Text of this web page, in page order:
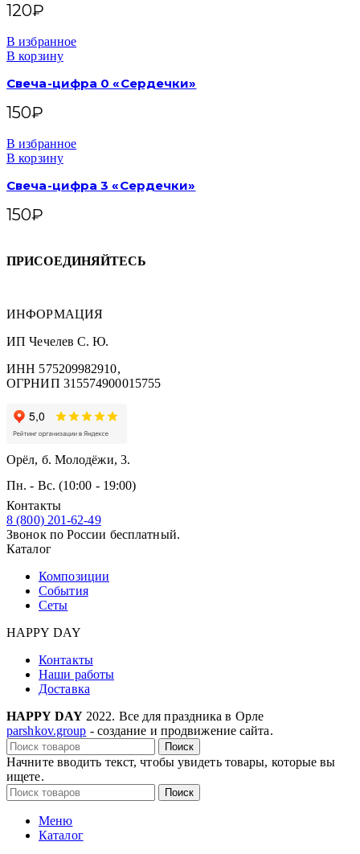
120₽
В избранное
В корзину
Свеча-цифра 0 «Сердечки»
150₽
В избранное
В корзину
Свеча-цифра 3 «Сердечки»
150₽
ПРИСОЕДИНЯЙТЕСЬ
ИНФОРМАЦИЯ
ИП Чечелев С. Ю.
ИНН 575209982910,
ОГРНИП 315574900015755
Орёл, б. Молодёжи, 3.
Пн. - Вс. (10:00 - 19:00)
Контакты
8 (800) 201-62-49
Звонок по России бесплатный.
Каталог
Композиции
События
Сеты
HAPPY DAY
Контакты
Наши работы
Доставка
HAPPY DAY 2022. Все для праздника в Орле
parshkov.group - создание и продвижение сайта.
Поиск
Начните вводить текст, чтобы увидеть товары, которые вы
ищете.
Поиск
Меню
Каталог